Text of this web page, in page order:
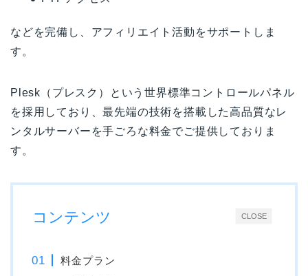
などを完備し、アフィリエイト活動をサポートしま
す。
Plesk（プレスク）という世界標準コントロールパネル
を採用しており、最先端の技術を搭載した高品質なレ
ンタルサーバーを手ごろな料金でご提供しておりま
す。
CLOSE
コンテンツ
料金プラン